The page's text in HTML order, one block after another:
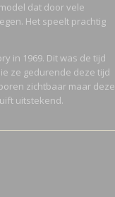
dat door vele
Het speelt prachtig
in 1969. Dit was de tijd
ze gedurende deze tijd
zichtbaar maar deze
uitstekend.